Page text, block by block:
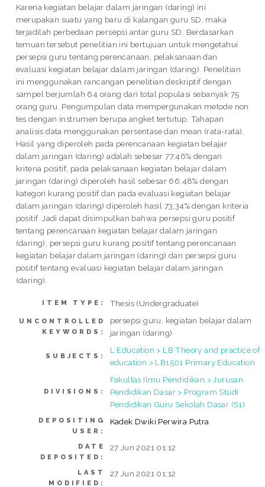
Karena kegiatan belajar dalam jaringan (daring) ini
merupakan suatu yang baru di kalangan guru SD, maka
terjadilah perbedaan persepsi antar guru SD. Berdasarkan
temuan tersebut penelitian ini bertujuan untuk mengetahui
persepsi guru tentang perencanaan, pelaksanaan dan
evaluasi kegiatan belajar dalam jaringan (daring). Penelitian
ini menggunakan rancangan penelitian deskriptif dengan
sampel berjumlah 64 orang dari total populasi sebanyak 75
orang guru. Pengumpulan data mempergunakan metode non
tes dengan instrumen berupa angket tertutup. Tahapan
analisis data menggunakan persentase dan mean (rata-rata).
Hasil yang diperoleh pada perencanaan kegiatan belajar
dalam jaringan (daring) adalah sebesar 77,46% dengan
kriteria positif, pada pelaksanaan kegiatan belajar dalam
jaringan (daring) diperoleh hasil sebesar 66,48% dengan
kategori kurang positif dan pada evaluasi kegiatan belajar
dalam jaringan (daring) diperoleh hasil 73,34% dengan kriteria
positif. Jadi dapat disimpulkan bahwa persepsi guru positif
tentang perencanaan kegiatan belajar dalam jaringan
(daring), persepsi guru kurang positif tentang perencanaan
kegiatan belajar dalam jaringan (daring) dan persepsi guru
positif tentang evaluasi kegiatan belajar dalam jaringan
(daring).
ITEM TYPE: Thesis (Undergraduate)
UNCONTROLLED
KEYWORDS:
persepsi guru, kegiatan belajar dalam
jaringan (daring)
SUBJECTS:
L Education > LB Theory and practice of
education > LB1501 Primary Education
DIVISIONS:
Fakultas Ilmu Pendidikan > Jurusan
Pendidikan Dasar > Program Studi
Pendidikan Guru Sekolah Dasar (S1)
DEPOSITING
USER:
Kadek Dwiki Perwira Putra
DATE
DEPOSITED:
27 Jun 2021 01:12
LAST
MODIFIED:
27 Jun 2021 01:12